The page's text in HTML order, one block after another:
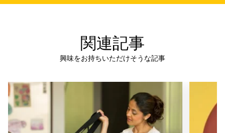
関連記事
興味をお持ちいただけそうな記事